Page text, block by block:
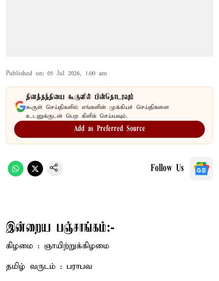
Published on: 05 Jul 2026, 1:00 am
தினத்தந்தியை கூகுளில் பின்தொடரவும்
கூகுள் செய்திகளில் எங்களின் முக்கியச் செய்திகளை
உடனுக்குடன் பெற கிளிக் செய்யவும்.
Add as Preferred Source
Follow Us
இன்றைய பஞ்சாங்கம்:-
கிழமை : ஞாயிற்றுக்கிழமை
தமிழ் வருடம் : பராபவ